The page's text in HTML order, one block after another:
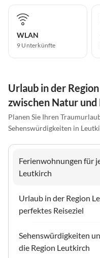
WLAN
9 Unterkünfte
Urlaub in der
zwischen Natur
Planen Sie Ihren
Sehenswürdigkeiten in
Ferienwohnungen für
Leutkirch
Urlaub in der Region
perfektes Reiseziel
Sehenswürdigkeiten
die Region Leutkirch